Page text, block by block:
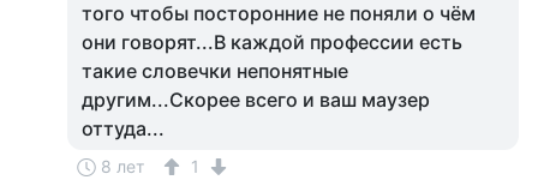
того чтобы посторонние не поняли о чём
они говорят...В каждой профессии есть
такие словечки непонятные
другим...Скорее всего и ваш маузер
оттуда...
8 лет 1